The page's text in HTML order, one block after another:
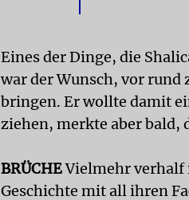
Eines der Dinge, die
war der Wunsch, vor rund
bringen. Er wollte damit
ziehen, merkte aber bald,
BRÜCHEVielmehr verhalf
Geschichte mit all ihren